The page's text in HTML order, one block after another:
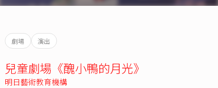
劇場 演出
兒童劇場《醜小鴨的月光》
明日藝術教育機構